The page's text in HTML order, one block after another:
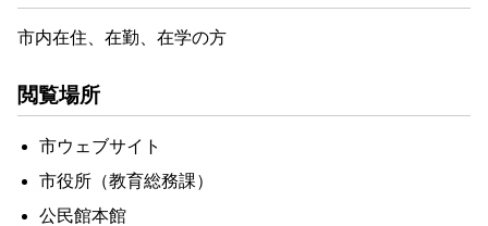
市内在住、在勤、在学の方
閲覧場所
市ウェブサイト
市役所（教育総務課）
公民館本館